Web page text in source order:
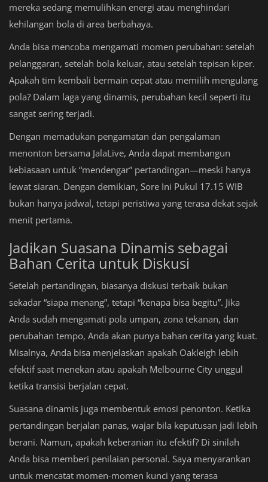
mereka sedang memulihkan energi atau menghindari
kehilangan bola di area berbahaya.
Anda bisa mencoba mengamati momen perubahan: setelah
pelanggaran, setelah bola keluar, atau setelah tepisan kiper.
Apakah tim kembali bermain cepat atau memilih mengulang
pola? Dalam laga yang dinamis, perubahan kecil seperti itu
sangat sering terjadi.
Dengan memadukan pengamatan dan pengalaman
menonton bersama JalaLive, Anda dapat membangun
kebiasaan untuk “mendengar” pertandingan—meski hanya
lewat siaran. Dengan demikian, Sore Ini Pukul 17.15 WIB
bukan hanya jadwal, tetapi peristiwa yang terasa dekat sejak
menit pertama.
Jadikan Suasana Dinamis sebagai
Bahan Cerita untuk Diskusi
Setelah pertandingan, biasanya diskusi terbaik bukan
sekadar “siapa menang”, tetapi “kenapa bisa begitu”. Jika
Anda sudah mengamati pola umpan, zona tekanan, dan
perubahan tempo, Anda akan punya bahan cerita yang kuat.
Misalnya, Anda bisa menjelaskan apakah Oakleigh lebih
efektif saat menekan atau apakah Melbourne City unggul
ketika transisi berjalan cepat.
Suasana dinamis juga membentuk emosi penonton. Ketika
pertandingan berjalan panas, wajar bila keputusan jadi lebih
berani. Namun, apakah keberanian itu efektif? Di sinilah
Anda bisa memberi penilaian personal. Saya menyarankan
untuk mencatat momen-momen kunci yang terasa